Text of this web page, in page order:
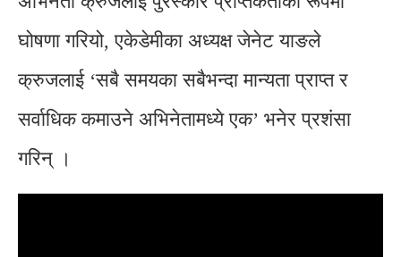
घोषणा गरियो, एकेडेमीका अध्यक्ष जेनेट याङले
क्रुजलाई ‘सबै समयका सबैभन्दा मान्यता प्राप्त र
सर्वाधिक कमाउने अभिनेतामध्ये एक’ भनेर प्रशंसा
गरिन् ।